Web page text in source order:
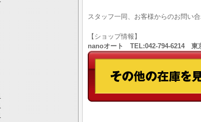
スタッフ一同、お客様からのお問い
【ショップ情報】
nanoオート TEL:042-794-6214 東